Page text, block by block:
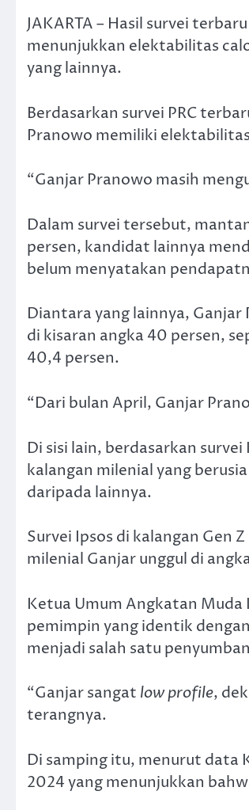
JAKARTA – Hasil survei
menunjukkan elektabilitas
yang lainnya.
Berdasarkan survei PRC
Pranowo memiliki
“Ganjar Pranowo masih
Dalam survei tersebut,
persen, kandidat lainnya
belum menyatakan
Diantara yang lainnya,
di kisaran angka 40 persen,
40,4 persen.
“Dari bulan April, Ganjar
Di sisi lain, berdasarkan
kalangan milenial yang
daripada lainnya.
Survei Ipsos di kalangan Gen
milenial Ganjar unggul di
Ketua Umum Angkatan Muda
pemimpin yang identik
menjadi salah satu
“Ganjar sangat low profile,
terangnya.
Di samping itu, menurut data
2024 yang menunjukkan